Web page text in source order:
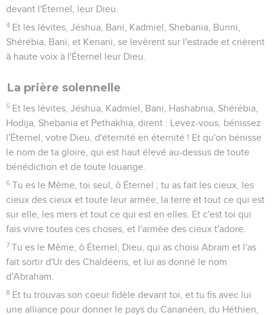
devant l'Éternel, leur Dieu.
4 Et les lévites, Jéshua, Bani, Kadmiel, Shebania, Bunni,
Shérébia, Bani, et Kenani, se levèrent sur l'estrade et crièrent
à haute voix à l'Éternel leur Dieu.
La prière solennelle
5 Et les lévites, Jéshua, Kadmiel, Bani, Hashabnia, Shérébia,
Hodija, Shebania et Pethakhia, dirent : Levez-vous, bénissez
l'Éternel, votre Dieu, d'éternité en éternité ! Et qu'on bénisse
le nom de ta gloire, qui est haut élevé au-dessus de toute
bénédiction et de toute louange.
6 Tu es le Même, toi seul, ô Éternel ; tu as fait les cieux, les
cieux des cieux et toute leur armée, la terre et tout ce qui est
sur elle, les mers et tout ce qui est en elles. Et c'est toi qui
fais vivre toutes ces choses, et l'armée des cieux t'adore.
7 Tu es le Même, ô Éternel, Dieu, qui as choisi Abram et l'as
fait sortir d'Ur des Chaldéens, et lui as donné le nom
d'Abraham.
8 Et tu trouvas son coeur fidèle devant toi, et tu fis avec lui
une alliance pour donner le pays du Cananéen, du Héthien,